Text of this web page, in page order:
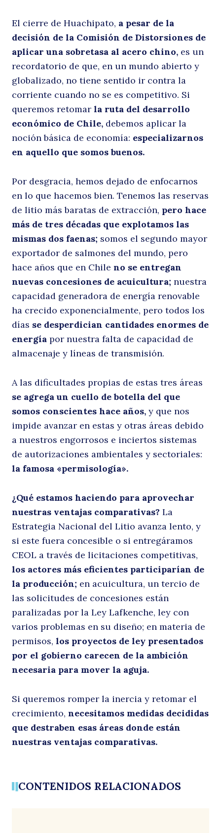
El cierre de Huachipato, a pesar de la
decisión de la Comisión de Distorsiones de
aplicar una sobretasa al acero chino, es un
recordatorio de que, en un mundo abierto y
globalizado, no tiene sentido ir contra la
corriente cuando no se es competitivo. Si
queremos retomar la ruta del desarrollo
económico de Chile, debemos aplicar la
noción básica de economía: especializarnos
en aquello que somos buenos.
Por desgracia, hemos dejado de enfocarnos
en lo que hacemos bien. Tenemos las reservas
de litio más baratas de extracción, pero hace
más de tres décadas que explotamos las
mismas dos faenas; somos el segundo mayor
exportador de salmones del mundo, pero
hace años que en Chile no se entregan
nuevas concesiones de acuicultura; nuestra
capacidad generadora de energía renovable
ha crecido exponencialmente, pero todos los
días se desperdician cantidades enormes de
energía por nuestra falta de capacidad de
almacenaje y líneas de transmisión.
A las dificultades propias de estas tres áreas
se agrega un cuello de botella del que
somos conscientes hace años, y que nos
impide avanzar en estas y otras áreas debido
a nuestros engorrosos e inciertos sistemas
de autorizaciones ambientales y sectoriales:
la famosa «permisología».
¿Qué estamos haciendo para aprovechar
nuestras ventajas comparativas? La
Estrategia Nacional del Litio avanza lento, y
si este fuera concesible o si entregáramos
CEOL a través de licitaciones competitivas,
los actores más eficientes participarían de
la producción; en acuicultura, un tercio de
las solicitudes de concesiones están
paralizadas por la Ley Lafkenche, ley con
varios problemas en su diseño; en materia de
permisos, los proyectos de ley presentados
por el gobierno carecen de la ambición
necesaria para mover la aguja.
Si queremos romper la inercia y retomar el
crecimiento, necesitamos medidas decididas
que destraben esas áreas donde están
nuestras ventajas comparativas.
CONTENIDOS RELACIONADOS